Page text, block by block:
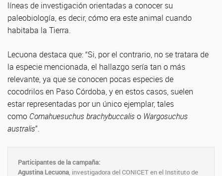
líneas de investigación orientadas a conocer su
paleobiología, es decir, cómo era este animal cuando
habitaba la Tierra.
Lecuona destaca que: “Si, por el contrario, no se tratara de
la especie mencionada, el hallazgo sería tan o más
relevante, ya que se conocen pocas especies de
cocodrilos en Paso Córdoba, y en estos casos, suelen
estar representadas por un único ejemplar, tales
como Comahuesuchus brachybuccaliso Wargosuchus
australis”.
Participantes de la campaña:
Agustina Lecuona, investigadora del CONICET en el Instituto de